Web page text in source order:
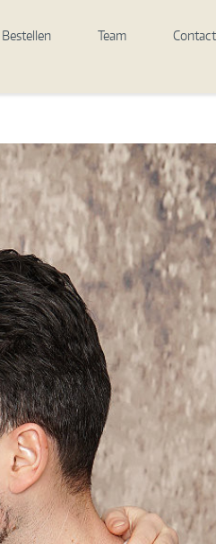
Bestellen Team Contact